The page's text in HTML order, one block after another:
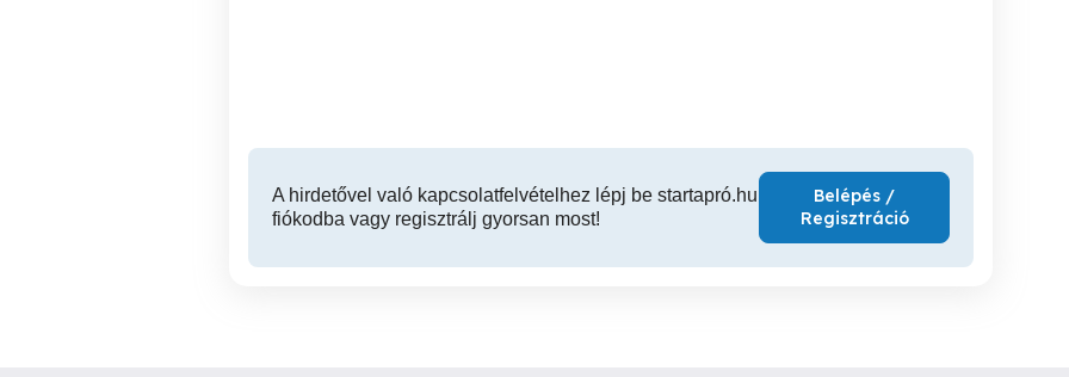
A hirdetővel való kapcsolatfelvételhez lépj be startapró.hu
fiókodba vagy regisztrálj gyorsan most!
Belépés /
Regisztráció